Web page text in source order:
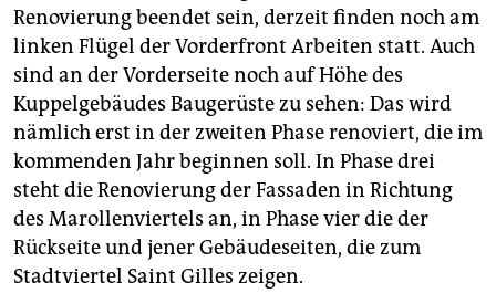
Renovierung beendet sein, derzeit finden noch am
linken Flügel der Vorderfront Arbeiten statt. Auch
sind an der Vorderseite noch auf Höhe des
Kuppelgebäudes Baugerüste zu sehen: Das wird
nämlich erst in der zweiten Phase renoviert, die im
kommenden Jahr beginnen soll. In Phase drei
steht die Renovierung der Fassaden in Richtung
des Marollenviertels an, in Phase vier die der
Rückseite und jener Gebäudeseiten, die zum
Stadtviertel Saint Gilles zeigen.